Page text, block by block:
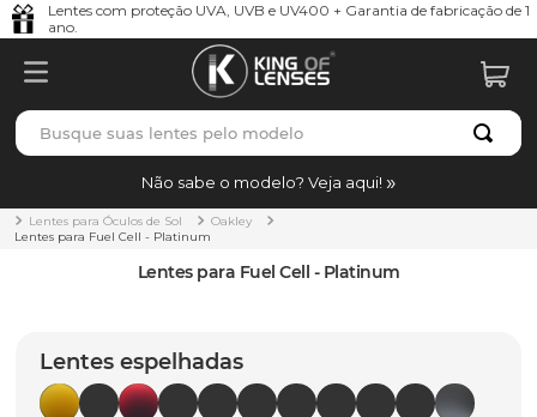
Lentes com proteção UVA, UVB e UV400 + Garantia de fabricação de 1
ano.
Busque suas lentes pelo modelo
Não sabe o modelo? Veja aqui!
Lentes para Óculos de Sol
Oakley
Lentes para Fuel Cell - Platinum
Lentes para Fuel Cell - Platinum
Lentes espelhadas
TERMOS MAIS BUSCADOS
1º borrachas
holbrook
5º chaves